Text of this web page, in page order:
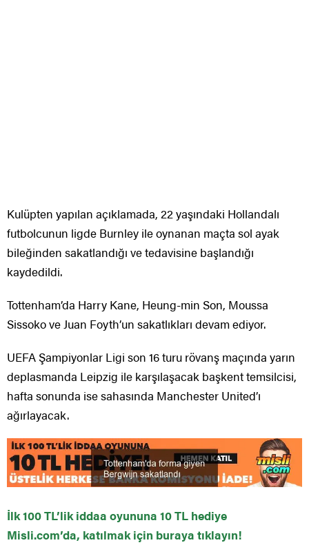
Kulüpten yapılan açıklamada, 22 yaşındaki Hollandalı
futbolcunun ligde Burnley ile oynanan maçta sol ayak
bileğinden sakatlandığı ve tedavisine başlandığı
kaydedildi.
Tottenham’da Harry Kane, Heung-min Son, Moussa
Sissoko ve Juan Foyth’un sakatlıkları devam ediyor.
UEFA Şampiyonlar Ligi son 16 turu rövanş maçında yarın
deplasmanda Leipzig ile karşılaşacak başkent temsilcisi,
hafta sonunda ise sahasında Manchester United’ı
ağırlayacak.
İlk 100 TL’lik iddaa oyununa 10 TL hediye
Misli.com’da, katılmak için buraya tıklayın!